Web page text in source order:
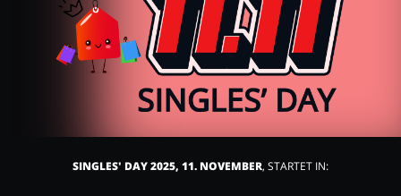
Mode & Accessoires Home & Garden
Essen & Trinken Beauty & Gesundheit
GUTSCHEIN EINFÜGEN
SINGLES' DAY 2025, 11. NOVEMBER, STARTET IN: